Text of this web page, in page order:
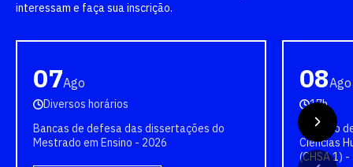
interessam e faça sua inscrição.
07Ago
Diversos horários
Bancas de defesa das dissertações do
Mestrado em Ensino - 2026
08Ago
17h
Colação
Ciências
(CHSA 1)